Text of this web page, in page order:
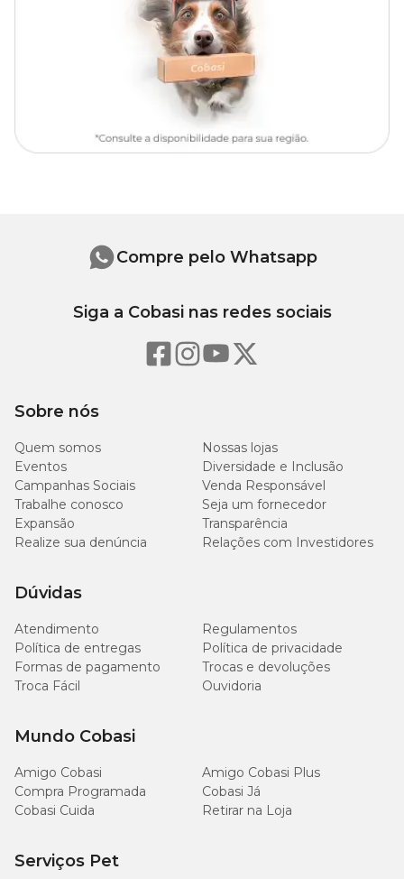
Sobre nós
Quem somos
Nossas lojas
Eventos
Diversidade e Inclusão
Campanhas Sociais
Venda Responsável
Trabalhe conosco
Seja um fornecedor
Expansão
Transparência
Realize sua denúncia
Relações com Investidores
Dúvidas
Atendimento
Regulamentos
Política de entregas
Política de privacidade
Formas de pagamento
Trocas e devoluções
Troca Fácil
Ouvidoria
Mundo Cobasi
Amigo Cobasi
Amigo Cobasi Plus
Compra Programada
Cobasi Já
Cobasi Cuida
Retirar na Loja
Serviços Pet
Compre pelo Whatsapp
Siga a Cobasi nas redes sociais